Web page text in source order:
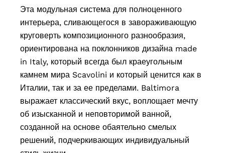
Эта модульная система для полноценного
интерьера, сливающегося в завораживающую
круговерть композиционного разнообразия,
ориентирована на поклонников дизайна made
in Italy, который всегда был краеугольным
камнем мира Scavolini и который ценится как в
Италии, так и за ее пределами. Baltimora
выражает классический вкус, воплощает мечту
об изысканной и неповторимой ванной,
созданной на основе обаятельно смелых
решений, подчеркивающих индивидуальный